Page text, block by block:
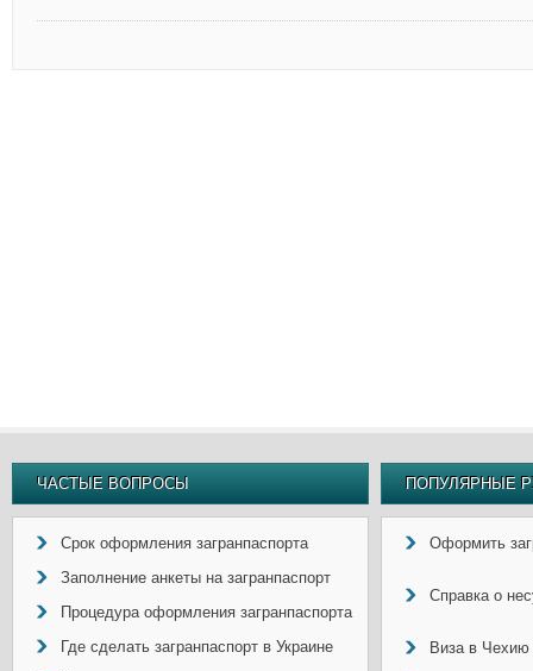
ЧАСТЫЕ ВОПРОСЫ
Срок оформления загранпаспорта
Заполнение анкеты на загранпаспорт
Процедура оформления загранпаспорта
Где сделать загранпаспорт в Украине
ПОПУЛЯРНЫЕ
Оформить
Справка о
Виза в Чехию